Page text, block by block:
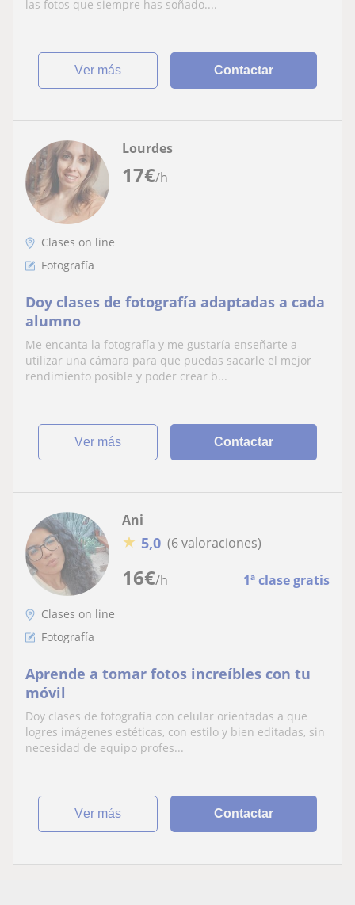
las fotos que siempre has soñado....
ver más Contactar
17€/h
Lourdes
Clases on line
Fotografía
Doy clases de fotografía adaptadas a cada
alumno
Me encanta la fotografía y me gustaría enseñarte a
utilizar una cámara para que puedas sacarle el mejor
rendimiento posible y poder crear b...
ver más Contactar
16€/h 1ª clase gratis
Ani
★ 5,0 (6 valoraciones)
Clases on line
Fotografía
Aprende a tomar fotos increíbles con tu
móvil
Doy clases de fotografía con celular orientadas a que
logres imágenes estéticas, con estilo y bien editadas, sin
necesidad de equipo profes...
ver más Contactar